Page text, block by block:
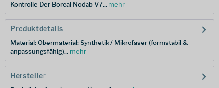
Kontrolle Der Boreal Nodab V7... mehr
Produktdetails
Material: Obermaterial: Synthetik / Mikrofaser (formstabil &
anpassungsfähig)... mehr
Hersteller